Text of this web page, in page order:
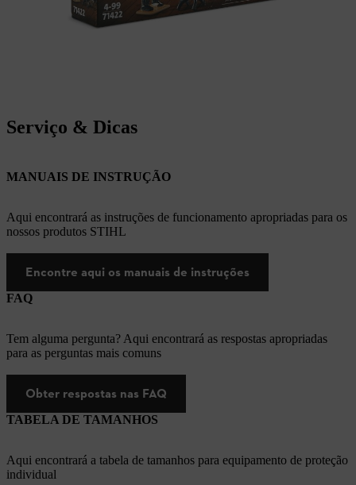
Serviço & Dicas
MANUAIS DE INSTRUÇÃO
Aqui encontrará as instruções de funcionamento apropriadas para os
nossos produtos STIHL
Encontre aqui os manuais de instruções
FAQ
Tem alguma pergunta? Aqui encontrará as respostas apropriadas
para as perguntas mais comuns
Obter respostas nas FAQ
TABELA DE TAMANHOS
Aqui encontrará a tabela de tamanhos para equipamento de proteção
individual